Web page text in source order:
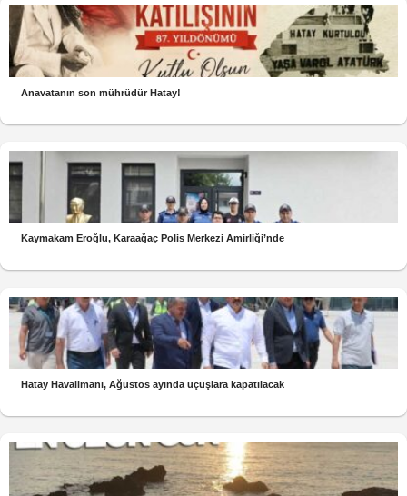
Anavatanın son mührüdür Hatay!
Kaymakam Eroğlu, Karaağaç Polis Merkezi Amirliği’nde
Hatay Havalimanı, Ağustos ayında uçuşlara kapatılacak